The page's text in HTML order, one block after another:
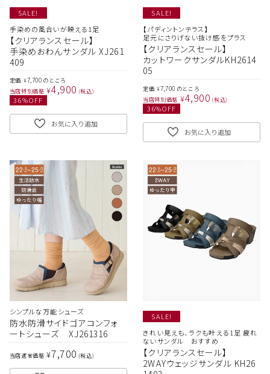
SALE!
手染めの風合いが映える1足
【クリアランスセール】
手染めおわんサンダル XJ261
409
定価 ¥7,700 のところ
当店特別価格 ¥4,900 税込
36%OFF
お気に入り追加
SALE!
【パディントンテラス】
足元にさりげない抜け感をプラス
【クリアランスセール】
カットワークサンダルKH2614
05
定価 ¥7,700 のところ
当店特別価格 ¥4,900 税込
36%OFF
お気に入り追加
シンプルな万能シューズ
防水防滑サイドゴアコンフォ
ートシューズ XJ261316
当店通常価格 ¥7,700 税込
SALE!
きれい見えも、ラクも叶える1足 疲れ
ないサンダル おすすめ
【クリアランスセール】
2WAYウェッジサンダル KH26